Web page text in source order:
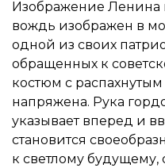
Изображение Ленина
вождь изображен в
одной из своих
обращенных к
костюм с
напряжена. Рука
указывает вперед и
становится
к светлому будущему,